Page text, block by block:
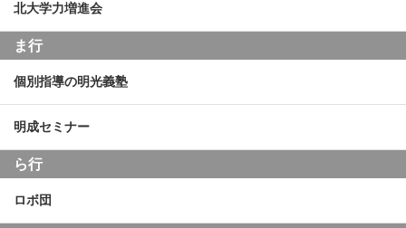
北大学力増進会
ま行
個別指導の明光義塾
明成セミナー
ら行
ロボ団